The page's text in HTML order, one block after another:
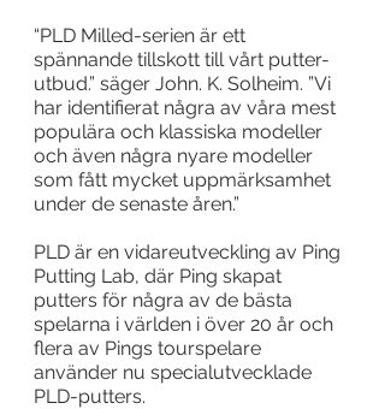
“PLD Milled-serien är ett
spännande tillskott till vårt putter-
utbud.” säger John. K. Solheim. ”Vi
har identifierat några av våra mest
populära och klassiska modeller
och även några nyare modeller
som fått mycket uppmärksamhet
under de senaste åren.”
PLD är en vidareutveckling av Ping
Putting Lab, där Ping skapat
putters för några av de bästa
spelarna i världen i över 20 år och
flera av Pings tourspelare
använder nu specialutvecklade
PLD-putters.